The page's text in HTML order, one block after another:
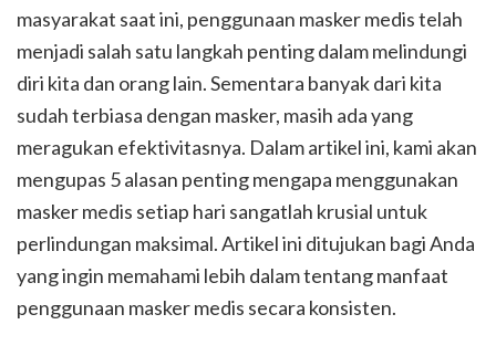
masyarakat saat ini, penggunaan masker medis telah
menjadi salah satu langkah penting dalam melindungi
diri kita dan orang lain. Sementara banyak dari kita
sudah terbiasa dengan masker, masih ada yang
meragukan efektivitasnya. Dalam artikel ini, kami akan
mengupas 5 alasan penting mengapa menggunakan
masker medis setiap hari sangatlah krusial untuk
perlindungan maksimal. Artikel ini ditujukan bagi Anda
yang ingin memahami lebih dalam tentang manfaat
penggunaan masker medis secara konsisten.